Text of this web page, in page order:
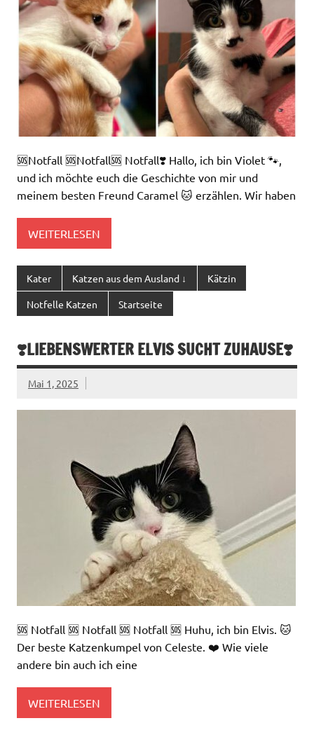
🆘Notfall 🆘Notfall🆘 Notfall❣️ Hallo, ich bin Violet 🐾,
und ich möchte euch die Geschichte von mir und
meinem besten Freund Caramel 🐱 erzählen. Wir haben
WEITERLESEN
Kater Katzen aus dem Ausland ↓ Kätzin
Notfelle Katzen Startseite
❣️LIEBENSWERTER ELVIS SUCHT ZUHAUSE❣️
Mai 1, 2025
🆘 Notfall 🆘 Notfall 🆘 Notfall 🆘 Huhu, ich bin Elvis. 🐱
Der beste Katzenkumpel von Celeste. ❤️ Wie viele
andere bin auch ich eine
WEITERLESEN